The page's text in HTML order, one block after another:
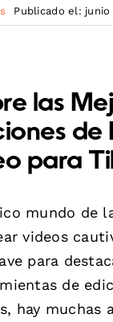
Publicado el: junio
las
de
para
mundo de
videos
para
de
hay muchas